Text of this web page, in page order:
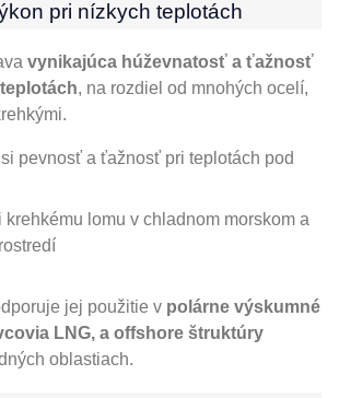
pri nízkych teplotách
vynikajúca húževnatosť a ťažnosť
, na rozdiel od mnohých ocelí,
pevnosť a ťažnosť pri teplotách pod
krehkému lomu v chladnom morskom a
jej použitie v polárne výskumné
LNG, a offshore štruktúry
oblastiach.